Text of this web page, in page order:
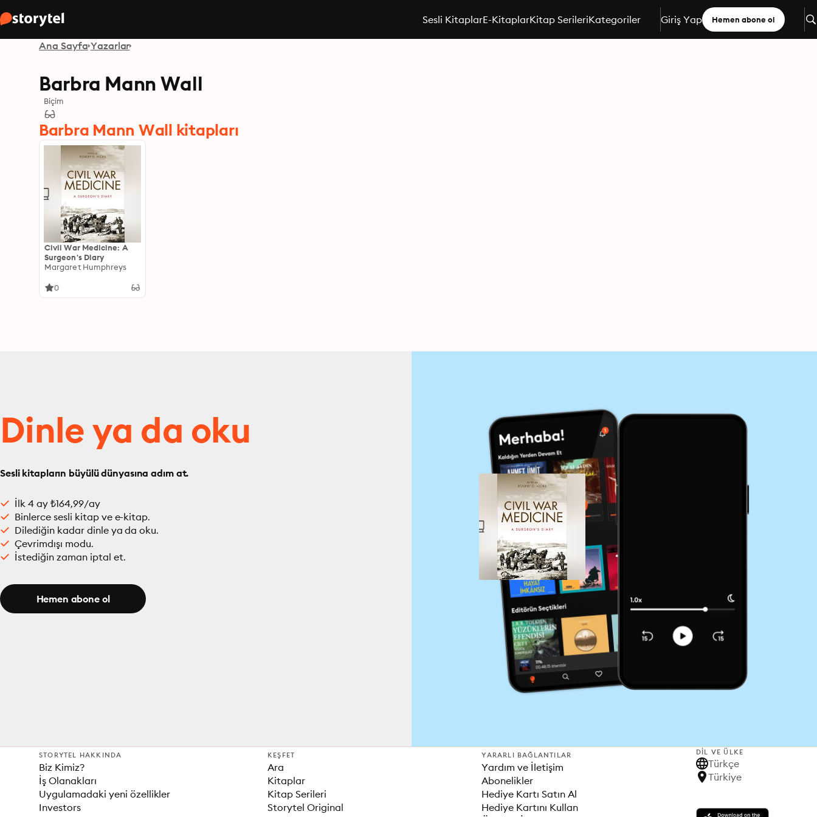
Sesli KitaplarE-KitaplarKitap SerileriKategoriler Giriş Yap Hemen abone ol
Ana Sayfa Yazarlar
Barbra Mann Wall
Biçim
Barbra Mann Wall kitapları
Civil War Medicine: A
Surgeon's Diary
Margaret Humphreys
0
Dinle ya da oku
Sesli kitapların büyülü dünyasına adım at.
İlk 4 ay ₺164,99/ay
Binlerce sesli kitap ve e-kitap.
Dilediğin kadar dinle ya da oku.
Çevrimdışı modu.
İstediğin zaman iptal et.
Hemen abone ol
STORYTEL HAKKINDA
Biz Kimiz?
İş Olanakları
Uygulamadaki yeni özellikler
Investors
KEŞFET
Ara
Kitaplar
Kitap Serileri
Storytel Original
YARARLI BAĞLANTILAR
Yardım ve İletişim
Abonelikler
Hediye Kartı Satın Al
Hediye Kartını Kullan
DIL VE ÜLKE
Türkçe
Türkiye